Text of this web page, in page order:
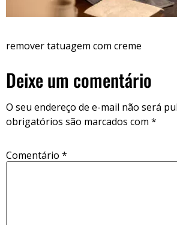
remover tatuagem com creme
Deixe um comentário
O seu endereço de e-mail não será
obrigatórios são marcados com *
Comentário *